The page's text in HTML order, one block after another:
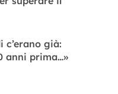
c’erano già:
anni prima…»